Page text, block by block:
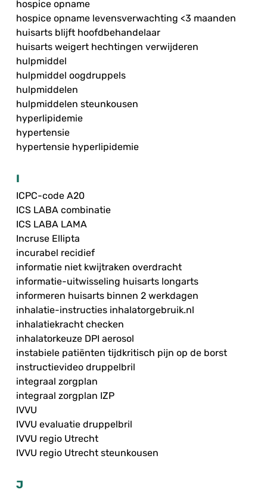
hospice opname
hospice opname levensverwachting <3 maanden
huisarts blijft hoofdbehandelaar
huisarts weigert hechtingen verwijderen
hulpmiddel
hulpmiddel oogdruppels
hulpmiddelen
hulpmiddelen steunkousen
hyperlipidemie
hypertensie
hypertensie hyperlipidemie
I
ICPC-code A20
ICS LABA combinatie
ICS LABA LAMA
Incruse Ellipta
incurabel recidief
informatie niet kwijtraken overdracht
informatie-uitwisseling huisarts longarts
informeren huisarts binnen 2 werkdagen
inhalatie-instructies inhalatorgebruik.nl
inhalatiekracht checken
inhalatorkeuze DPI aerosol
instabiele patiënten tijdkritisch pijn op de borst
instructievideo druppelbril
integraal zorgplan
integraal zorgplan IZP
IVVU
IVVU evaluatie druppelbril
IVVU regio Utrecht
IVVU regio Utrecht steunkousen
J